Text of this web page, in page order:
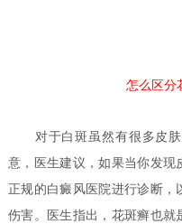
怎么区分
对于白斑虽然有很多皮肤
意，医生建议，如果当你发现
正规的白癜风医院进行诊断
伤害。医生指出，花斑癣也就